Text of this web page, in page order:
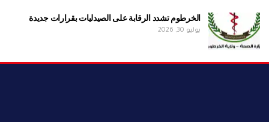
الخرطوم تشدد الرقابة على الصيدليات بقرارات جديدة
يوليو 30, 2026